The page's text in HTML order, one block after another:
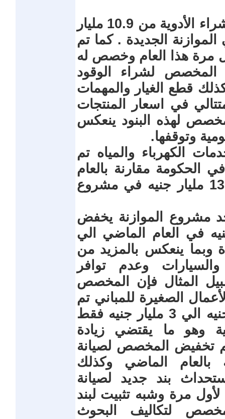
نتيجة وباء كورونا ارتفع الانفاق علي شراء الأدوية من 10.9 مليار
الي 13.1 مليار في الموازنة الجديدة . كما تم
مرة هذا العام وخصص له
المخصص لشراء الوقود
قطع الغيار والمهمات
في اسعار المنتجات
لهذه البنود ينعكس
وتوقفها.
الكهرباء والمياه تم
الحكومة مقارنة بالعام
الماضي من 14.2 مليار جنيه الي 13.6 مليار جنيه في مشروع
مشروع الموازنة يخفض
من 14.1 مليار جنيه في العام الماضي الي
وبما ينعكس بالمزيد من
وعدم توافر
المثال فإن المخصص
الصغيرة للمباني تم
تخفيض المخصص له من 5.6 مليار جنيه الي 3 مليار جنيه فقط
وهو ما يقتضي زيادة
تخفيض المخصص لصيانة
بالعام الماضي وكذلك
بند جديد لصيانة
مرة وشبه تثبيت لبند
لتكاليف البحوث